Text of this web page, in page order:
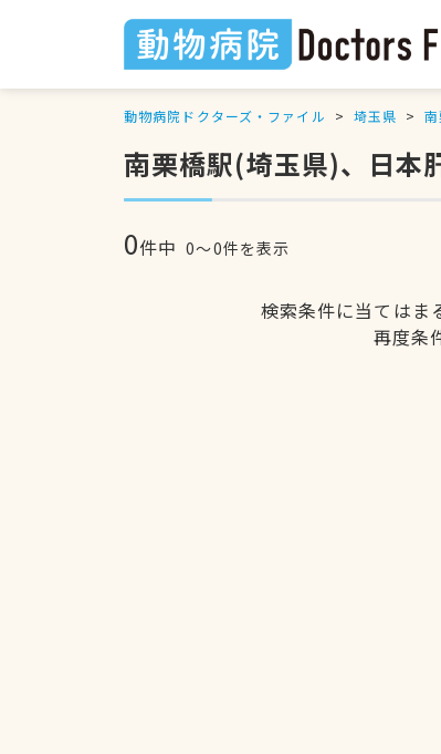
動物病院ドクターズ・ファイル 埼玉県
南栗橋駅(埼玉県)、日本
0件中 0〜0件を表示
検索条件に当てはま
再度条